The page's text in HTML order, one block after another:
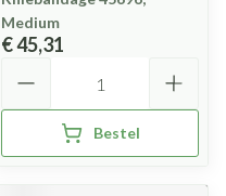
Medium
€ 45,31
Bestel